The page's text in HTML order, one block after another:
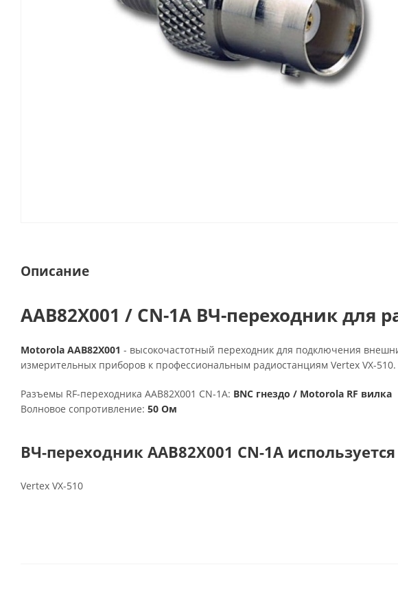
Описание
AAB82X001 / CN-1A ВЧ-переходник для
Motorola AAB82X001 - высокочастотный переходник для подключения
измерительных приборов к профессиональным радиостанциям Vertex VX-510.
Разъемы RF-переходника AAB82X001 CN-1A: BNC гнездо / Motorola RF вилка
Волновое сопротивление: 50 Ом
ВЧ-переходник AAB82X001 CN-1A
Vertex VX-510